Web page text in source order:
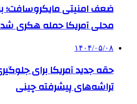
محلی آمریکا حمله هکری شد
۱۴۰۴/۰۵/۰۸
حقه جدید آمریکا برای
تراشه‌های پیشرفته چینی